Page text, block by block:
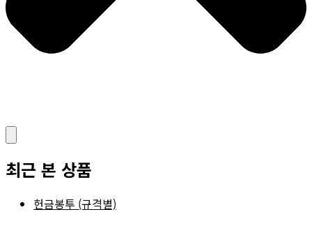
최근 본 상품
헌금봉투 (규격별)